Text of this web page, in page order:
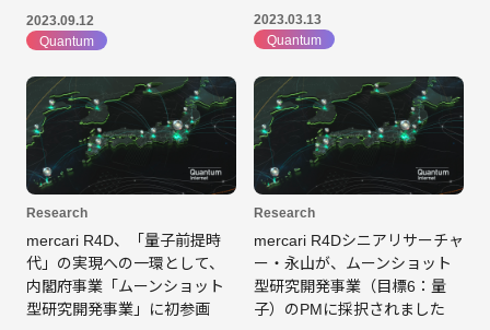
2023.09.12
Quantum
2023.03.13
Quantum
Research
mercari R4D、「量子前提時
代」の実現への一環として、
内閣府事業「ムーンショット
型研究開発事業」に初参画
Research
mercari R4Dシニアリサーチャ
ー・永山が、ムーンショット
型研究開発事業（目標6：量
子）のPMに採択されました